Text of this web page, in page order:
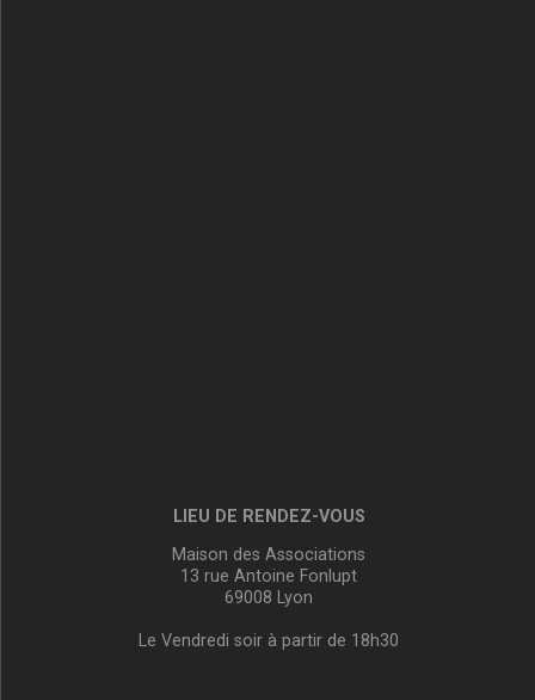
LIEU DE RENDEZ-VOUS
Maison des Associations
13 rue Antoine Fonlupt
69008 Lyon
Le Vendredi soir à partir de 18h30